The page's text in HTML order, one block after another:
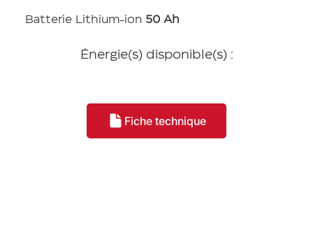
Batterie Lithium-ion 50 Ah
Énergie(s) disponible(s) :
Fiche technique